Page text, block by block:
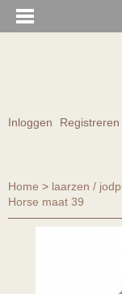
Inloggen Registreren
Home > laarzen /
Horse maat 39